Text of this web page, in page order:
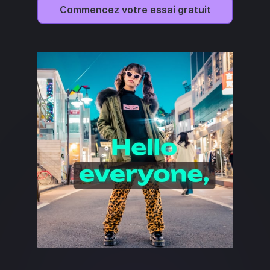
Commencez votre essai gratuit